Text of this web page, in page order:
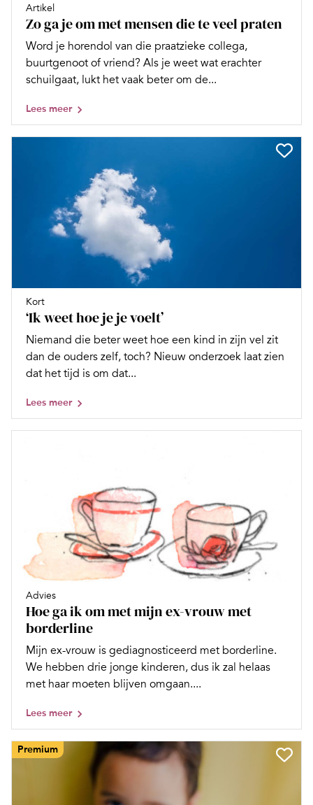
Artikel
Zo ga je om met mensen die te veel praten
Word je horendol van die praatzieke collega,
buurtgenoot of vriend? Als je weet wat erachter
schuilgaat, lukt het vaak beter om de...
Lees meer
Kort
‘Ik weet hoe je je voelt’
Niemand die beter weet hoe een kind in zijn vel zit
dan de ouders zelf, toch? Nieuw onderzoek laat zien
dat het tijd is om dat...
Lees meer
Advies
Hoe ga ik om met mijn ex-vrouw met
borderline
Mijn ex-vrouw is gediagnosticeerd met borderline.
We hebben drie jonge kinderen, dus ik zal helaas
met haar moeten blijven omgaan....
Lees meer
Premium